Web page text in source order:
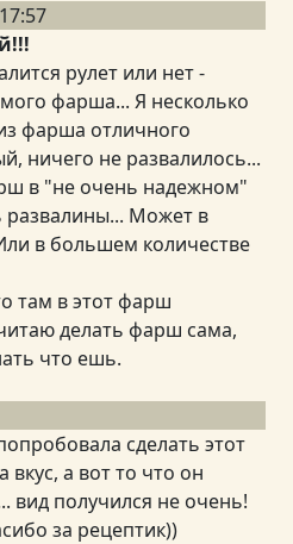
рулет или нет -
фарша... Я несколько
фарша отличного
ничего не развалилось...
в "не очень надежном"
развалины... Может в
в большем количестве
там в этот фарш
делать фарш сама,
что ешь.
сделать этот
вкус, а вот то что он
вид получился не очень!
за рецептик))